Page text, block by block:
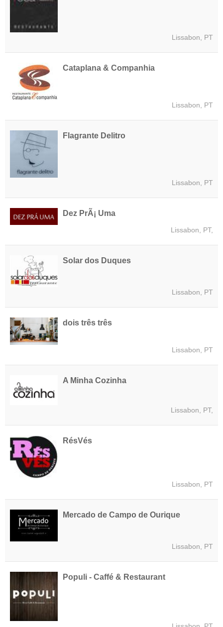
Lissabon, PT
Cataplana & Companhia
Lissabon, PT
Flagrante Delitro
Lissabon, PT
Dez PrÃ¡ Uma
Lissabon, PT,
Solar dos Duques
Lissabon, PT
dois três três
Lissabon, PT
A Minha Cozinha
Lissabon, PT,
RésVés
Lissabon, PT
Mercado de Campo de Ourique
Lissabon, PT
Populi - Caffé & Restaurant